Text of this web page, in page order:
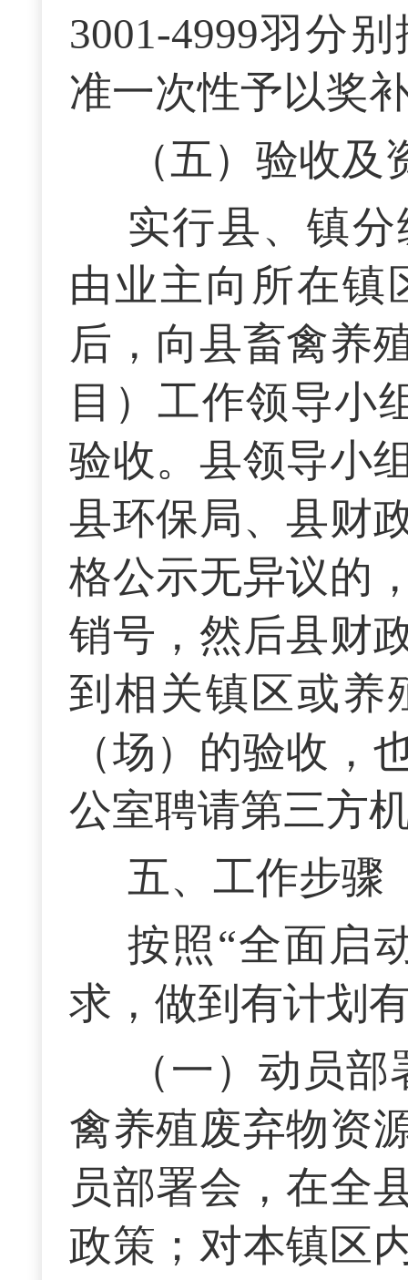
3001-4999羽分
准一次性予以奖
（五）验收
实行县、镇
由业主向所在镇
后，向县畜禽养
目）工作领导小
验收。县领导小
县环保局、县财
格公示无异议的
销号，然后县财
到相关镇区或养
（场）的验收，
公室聘请第三方
五、工作步骤
按照“全面启
求，做到有计划
（一）动员
禽养殖废弃物资
员部署会，在全
政策；对本镇区